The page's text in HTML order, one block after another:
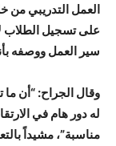
العمل التدريبي
على تسجيل الطلاب
سير العمل ووصفه
وقال الجراح: “أن ما
له دور هام في
مناسبة”، مشيداً